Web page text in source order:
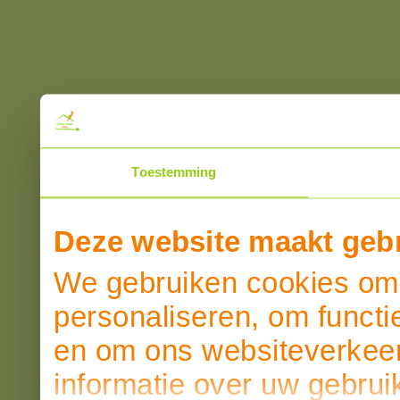
Toestemming
Deze website maakt
We gebruiken cookies
personaliseren, om
en om ons
informatie over uw